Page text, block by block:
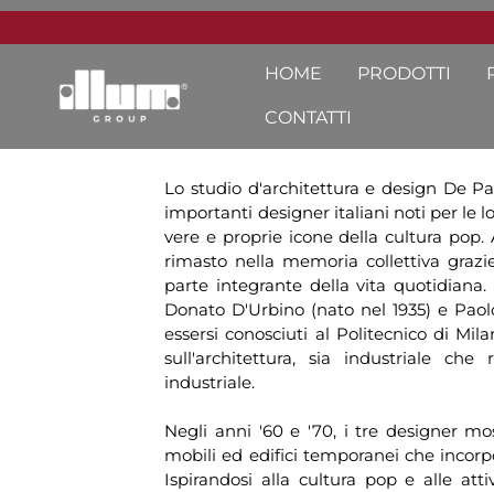
HOME PRODOTTI
CONTATTI
Lo studio d'architettura e design De
importanti designer italiani noti per le
vere e proprie icone della cultura
rimasto nella memoria collettiva
parte integrante della vita quotidiana.
Donato D'Urbino (nato nel 1935) e
essersi conosciuti al Politecnico di
sull'architettura, sia industriale che
industriale.
Negli anni '60 e '70, i tre designer
mobili ed edifici temporanei che
Ispirandosi alla cultura pop e alle